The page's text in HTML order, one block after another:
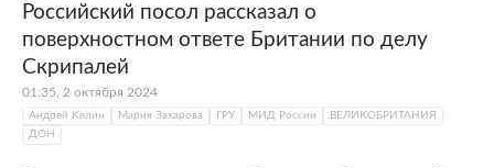
Российский посол рассказал о
поверхностном ответе Британии по делу
Скрипалей
01:35, 2 октября 2024
Андрей Келин Мария Захарова ГРУ МИД России
ВЕЛИКОБРИТАНИЯ
ДОН